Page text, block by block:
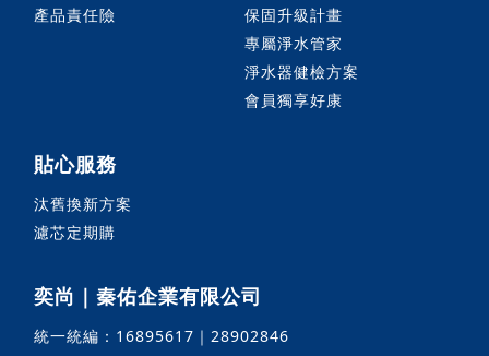
產品責任險
保固升級計畫
專屬淨水管家
淨水器健檢方案
會員獨享好康
貼心服務
汰舊換新方案
濾芯定期購
奕尚｜秦佑企業有限公司
統一統編：16895617｜28902846